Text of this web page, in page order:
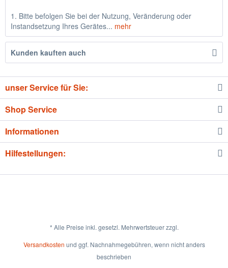
1. Bitte befolgen Sie bei der Nutzung, Veränderung oder
Instandsetzung Ihres Gerätes... mehr
Kunden kauften auch
unser Service für Sie:
Shop Service
Informationen
Hilfestellungen:
* Alle Preise inkl. gesetzl. Mehrwertsteuer zzgl.
Versandkosten und ggf. Nachnahmegebühren, wenn nicht anders
beschrieben